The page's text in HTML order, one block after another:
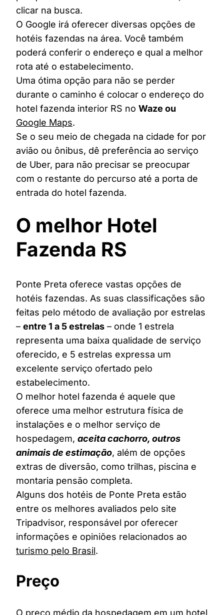
clicar na busca.
O Google irá oferecer diversas opções de
hotéis fazendas na área. Você também
poderá conferir o endereço e qual a melhor
rota até o estabelecimento.
Uma ótima opção para não se perder
durante o caminho é colocar o endereço do
hotel fazenda interior RS no Waze ou
Google Maps.
Se o seu meio de chegada na cidade for por
avião ou ônibus, dê preferência ao serviço
de Uber, para não precisar se preocupar
com o restante do percurso até a porta de
entrada do hotel fazenda.
O melhor Hotel
Fazenda RS
Ponte Preta oferece vastas opções de
hotéis fazendas. As suas classificações são
feitas pelo método de avaliação por estrelas
– entre 1 a 5 estrelas – onde 1 estrela
representa uma baixa qualidade de serviço
oferecido, e 5 estrelas expressa um
excelente serviço ofertado pelo
estabelecimento.
O melhor hotel fazenda é aquele que
oferece uma melhor estrutura física de
instalações e o melhor serviço de
hospedagem, aceita cachorro, outros
animais de estimação, além de opções
extras de diversão, como trilhas, piscina e
montaria pensão completa.
Alguns dos hotéis de Ponte Preta estão
entre os melhores avaliados pelo site
Tripadvisor, responsável por oferecer
informações e opiniões relacionados ao
turismo pelo Brasil.
Preço
O preço médio da hospedagem em um hotel